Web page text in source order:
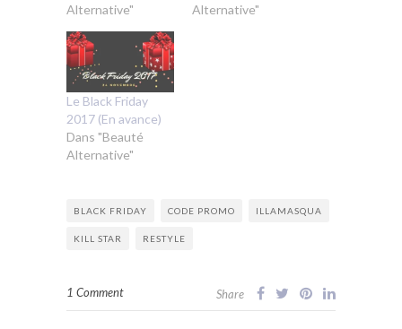
Alternative"
Alternative"
Le Black Friday
2017 (En avance)
Dans "Beauté
Alternative"
BLACK FRIDAY CODE PROMO ILLAMASQUA
KILL STAR RESTYLE
1 Comment Share